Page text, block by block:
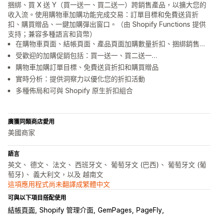
捆綁、買 X 送 Y（買一送一、買二送一）跨銷售產品，以擴大您的
收入流。使用購物車加購功能完成交易：訂單目標和免費送貨折
扣、購買贈品、一鍵加購彈出窗口。（由 Shopify Functions 提供
支持；兼容多種語言和貨幣）
在購物車頁面、結帳頁面、產品頁面加購數量折扣、捆綁銷售…
受歡迎的加購促銷包括：買一送一、買二送一…
購物車加購訂單目標、免費送貨折扣和購買贈品
實時分析：提供洞察力以優化您的折扣活動
多種佈局和可與 Shopify 原生折扣組合
廣獲同類商店愛用
美國商家
語言
英文、 德文、 法文、 西班牙文、 葡萄牙文 (巴西)、 葡萄牙文 (葡
萄牙)、 義大利文，以及 越南文
這項應用程式尚未翻譯成繁體中文
可與以下項目搭配使用
結帳頁面 Shopify 管理介面 GemPages
PageFly